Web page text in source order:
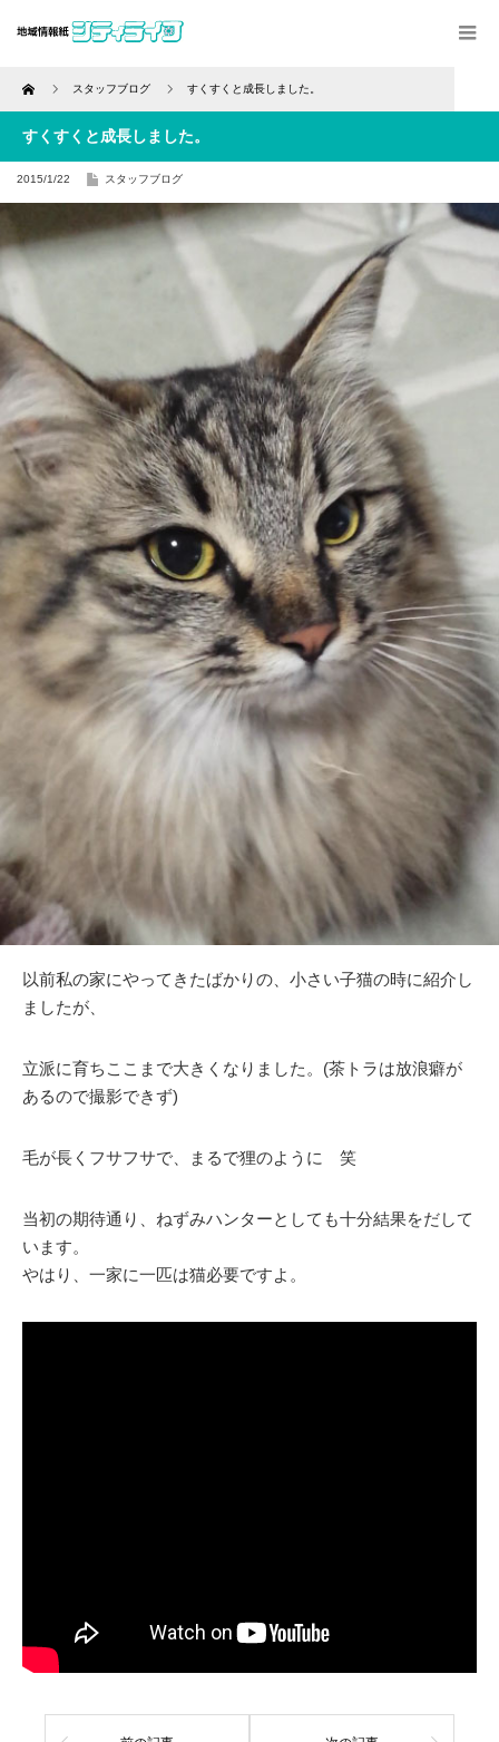
Home スタッフブログ すくすくと成長しました。
すくすくと成長しました。
2015/1/22 スタッフブログ
以前私の家にやってきたばかりの、小さい子猫の時に紹介し
ましたが、
立派に育ちここまで大きくなりました。(茶トラは放浪癖が
あるので撮影できず)
毛が長くフサフサで、まるで狸のように 笑
当初の期待通り、ねずみハンターとしても十分結果をだして
います。
やはり、一家に一匹は猫必要ですよ。